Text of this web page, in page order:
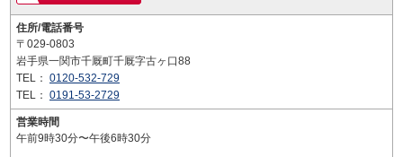
住所/電話番号
〒029-0803
岩手県一関市千厩町千厩字古ヶ口88
TEL： 0120-532-729
TEL： 0191-53-2729
営業時間
午前9時30分〜午後6時30分